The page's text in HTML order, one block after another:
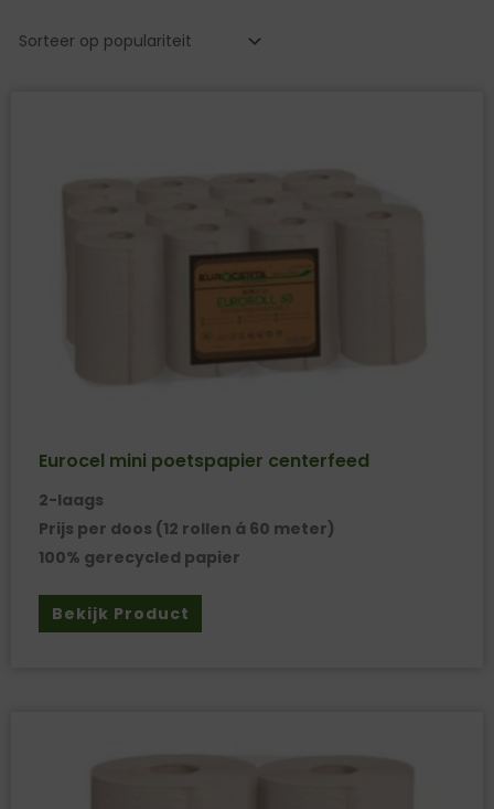
Eurocel mini poetspapier centerfeed
2-laags
Prijs per doos (12 rollen á 60 meter)
100% gerecycled papier
Bekijk Product